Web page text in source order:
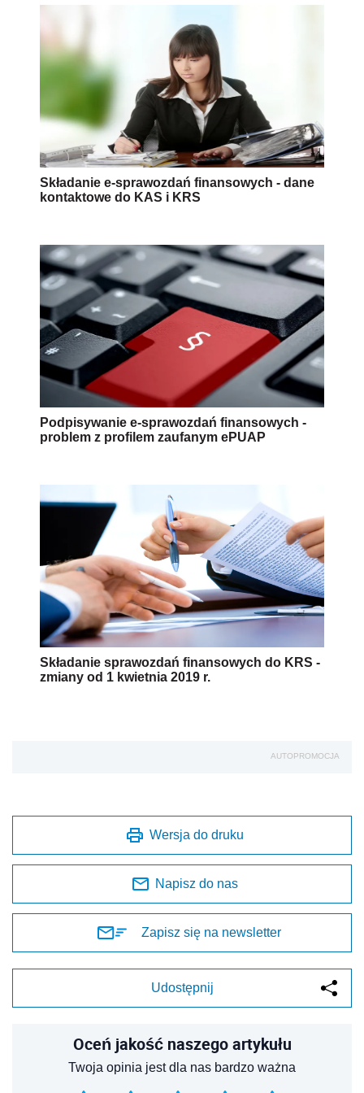
Składanie e-sprawozdań finansowych - dane
kontaktowe do KAS i KRS
Podpisywanie e-sprawozdań finansowych -
problem z profilem zaufanym ePUAP
Składanie sprawozdań finansowych do KRS -
zmiany od 1 kwietnia 2019 r.
AUTOPROMOCJA
Wersja do druku
Napisz do nas
Zapisz się na newsletter
Udostępnij
Oceń jakość naszego artykułu
Twoja opinia jest dla nas bardzo ważna